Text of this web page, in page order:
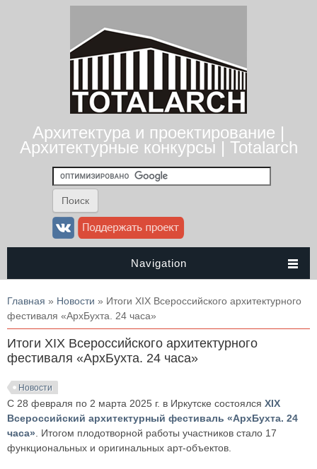
Архитектура и проектирование |
Архитектурные конкурсы | Totalarch
Navigation
Вы здесь
Главная » Новости » Итоги XIX Всероссийского архитектурного
фестиваля «АрхБухта. 24 часа»
Итоги XIX Всероссийского архитектурного
фестиваля «АрхБухта. 24 часа»
Новости
С 28 февраля по 2 марта 2025 г. в Иркутске состоялся XIХ
Всероссийский архитектурный фестиваль «АрхБухта. 24
часа» . Итогом плодотворной работы участников стало 17
функциональных и оригинальных арт-объектов.